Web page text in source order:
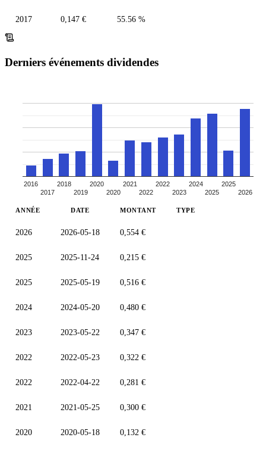
2017 0,147 € 55.56 %
Derniers événements dividendes
2016
2017
2018
2019
2020
2020
2021
2022
2022
2023
2024
2025
2025
2026
ANNÉE DATE MONTANT TYPE
2026 2026-05-18 0,554 €
2025 2025-11-24 0,215 €
2025 2025-05-19 0,516 €
2024 2024-05-20 0,480 €
2023 2023-05-22 0,347 €
2022 2022-05-23 0,322 €
2022 2022-04-22 0,281 €
2021 2021-05-25 0,300 €
2020 2020-05-18 0,132 €